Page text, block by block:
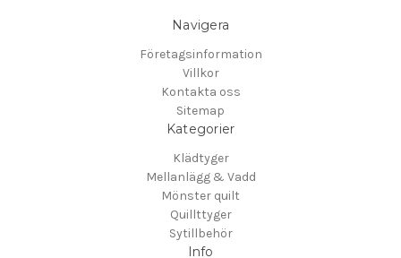
Navigera
Företagsinformation
Villkor
Kontakta oss
Sitemap
Kategorier
Klädtyger
Mellanlägg & Vadd
Mönster quilt
Quillttyger
Sytillbehör
Info